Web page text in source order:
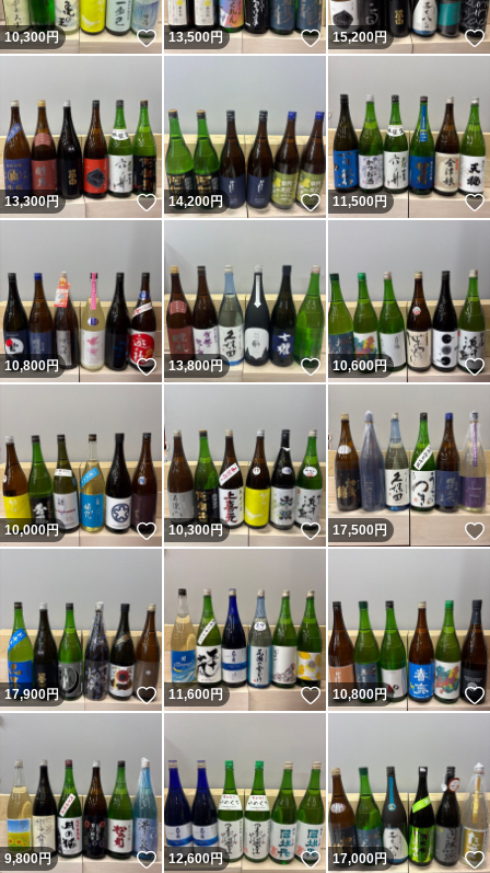
10,300円 いいね！
13,500円 いいね！
15,200円
13,300円 いいね！
14,200円 いいね！
11,500円
10,800円 いいね！
13,800円 いいね！
10,600円
10,000円 いいね！
10,300円 いいね！
17,500円
17,900円 いいね！
11,600円 いいね！
10,800円
9,800円 いいね！
12,600円 いいね！
17,000円